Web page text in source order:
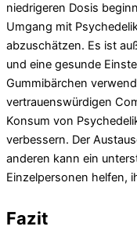
niedrigeren Dosis
Umgang mit
abzuschätzen. Es ist
und eine gesunde
Gummibärchen
vertrauenswürdigen
Konsum von
verbessern. Der
anderen kann ein
Einzelpersonen helfen,
Fazit